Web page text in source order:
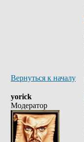
Вернуться к началу
yorick
Модератор